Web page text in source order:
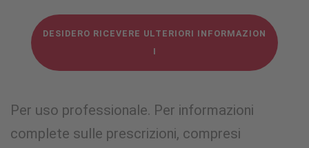
DESIDERO RICEVERE ULTERIORI INFORMAZION
I
Per uso professionale. Per informazioni
complete sulle prescrizioni, compresi